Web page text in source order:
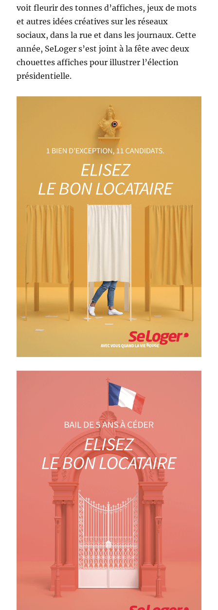
voit fleurir des tonnes d’affiches, jeux de mots
et autres idées créatives sur les réseaux
sociaux, dans la rue et dans les journaux. Cette
année, SeLoger s’est joint à la fête avec deux
chouettes affiches pour illustrer l’élection
présidentielle.